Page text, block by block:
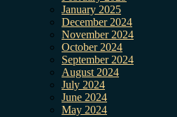
January 2025
December 2024
November 2024
October 2024
September 2024
August 2024
July 2024
June 2024
May 2024